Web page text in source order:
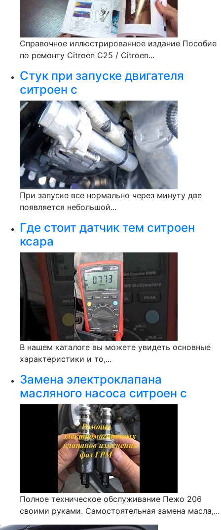
Справочное иллюстрированное издание Пособие
по ремонту Citroen C25 / Citroen...
Стук при запуске двигателя
ситроен с
При запуске все нормально через минуту две
появляется небольшой...
Где стоит датчик тем ситроен
ксара
В нашем каталоге вы можете увидеть основные
характеристики и то,...
Замена электроклапана
масляного насоса ситроен с
Полное техническое обслуживание Пежо 206
своими руками. Самостоятельная замена масла,...